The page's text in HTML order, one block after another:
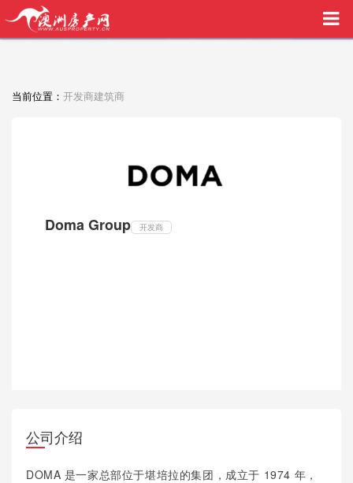
买家中介VIP服务，助您安心购房
当前位置： 开发商建筑商
Doma Group 开发商
公司介绍
DOMA 是一家总部位于堪培拉的集团，成立于 1974 年，